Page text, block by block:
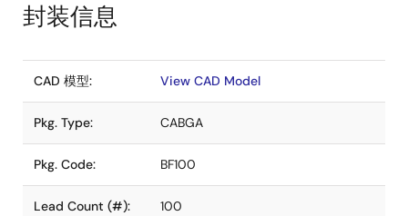
封装信息
CAD 模型: View CAD Model
Pkg. Type: CABGA
Pkg. Code: BF100
Lead Count (#): 100